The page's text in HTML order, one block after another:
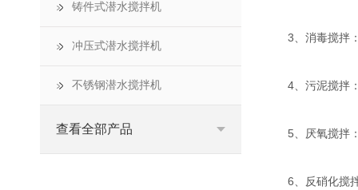
3、消毒搅拌：
4、污泥搅拌：
5、厌氧搅拌：
6、反硝化搅拌
铸件式潜水搅拌机
冲压式潜水搅拌机
不锈钢潜水搅拌机
查看全部产品